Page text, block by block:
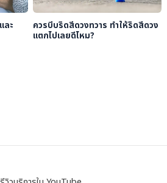
ละ
ควรบีบริดสีดวงทวาร ทำให้ริดสีดวง
แตกไปเลยดีไหม?